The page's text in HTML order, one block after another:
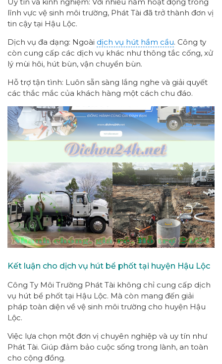
lĩnh vực vệ sinh môi trường, Phát Tài đã trở thành đơn vị
tin cậy tại Hậu Lộc.
Dịch vụ đa dạng: Ngoài dịch vụ hút hầm cầu. Công ty
còn cung cấp các dịch vụ khác như thông tắc cống, xử
lý mùi hôi, hút bùn, vận chuyển bùn.
Hỗ trợ tận tình: Luôn sẵn sàng lắng nghe và giải quyết
các thắc mắc của khách hàng một cách chu đáo.
Kết luận cho dịch vụ hút bể phốt tại huyện Hậu Lộc
Công Ty Môi Trường Phát Tài không chỉ cung cấp dịch
vụ hút bể phốt tại Hậu Lộc. Mà còn mang đến giải
pháp toàn diện về vệ sinh môi trường cho huyện Hậu
Lộc.
Việc lựa chọn một đơn vị chuyên nghiệp và uy tín như
Phát Tài. Giúp đảm bảo cuộc sống trong lành, an toàn
cho cộng đồng.